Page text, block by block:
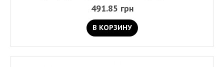
491.85 грн
В КОРЗИНУ